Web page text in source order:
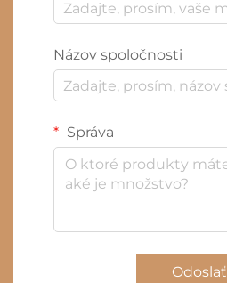
Názov spoločnosti
Správa
Odoslať